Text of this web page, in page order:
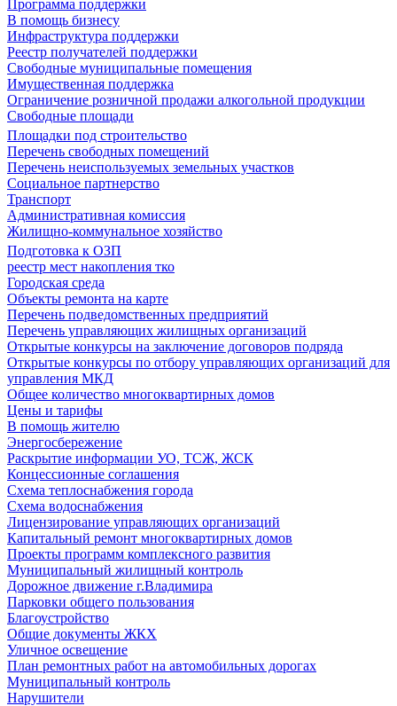
Программа поддержки
В помощь бизнесу
Инфраструктура поддержки
Реестр получателей поддержки
Свободные муниципальные помещения
Имущественная поддержка
Ограничение розничной продажи алкогольной продукции
Свободные площади
Площадки под строительство
Перечень свободных помещений
Перечень неиспользуемых земельных участков
Социальное партнерство
Транспорт
Административная комиссия
Жилищно-коммунальное хозяйство
Подготовка к ОЗП
реестр мест накопления тко
Городская среда
Объекты ремонта на карте
Перечень подведомственных предприятий
Перечень управляющих жилищных организаций
Открытые конкурсы на заключение договоров подряда
Открытые конкурсы по отбору управляющих организаций для
управления МКД
Общее количество многоквартирных домов
Цены и тарифы
В помощь жителю
Энергосбережение
Раскрытие информации УО, ТСЖ, ЖСК
Концессионные соглашения
Схема теплоснабжения города
Схема водоснабжения
Лицензирование управляющих организаций
Капитальный ремонт многоквартирных домов
Проекты программ комплексного развития
Муниципальный жилищный контроль
Дорожное движение г.Владимира
Парковки общего пользования
Благоустройство
Общие документы ЖКХ
Уличное освещение
План ремонтных работ на автомобильных дорогах
Муниципальный контроль
Нарушители